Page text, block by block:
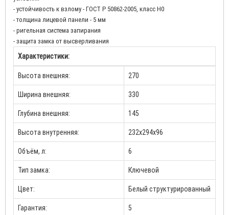
- устойчивость к взлому - ГОСТ Р 50862-2005, класс Н0
- толщина лицевой панели - 5 мм
- ригельная система запирания
- защита замка от высверливания
Характеристики:
Высота внешняя: 270
Ширина внешняя: 330
Глубина внешняя: 145
Высота внутренняя: 232х294х96
Объём, л: 6
Тип замка: Ключевой
Цвет: Белый структурированный
Гарантия: 5